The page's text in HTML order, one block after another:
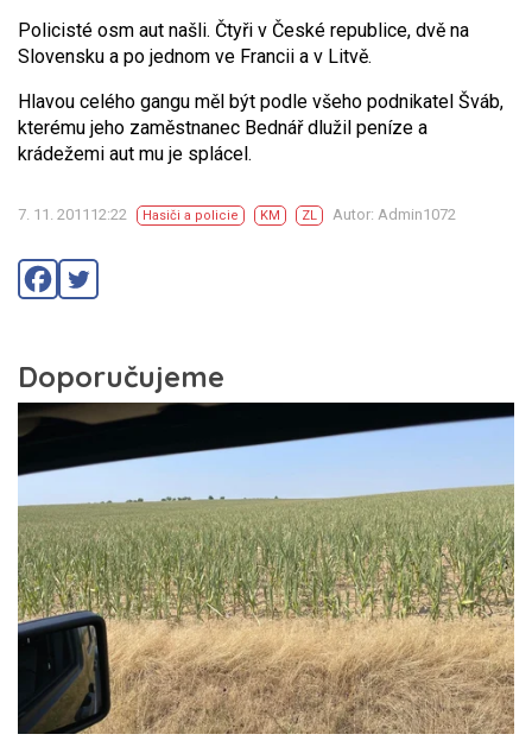
Policisté osm aut našli. Čtyři v České republice, dvě na
Slovensku a po jednom ve Francii a v Litvě.
Hlavou celého gangu měl být podle všeho podnikatel Šváb,
kterému jeho zaměstnanec Bednář dlužil peníze a
krádežemi aut mu je splácel.
7. 11. 201112:22 Hasiči a policie KM ZL Autor: Admin1072